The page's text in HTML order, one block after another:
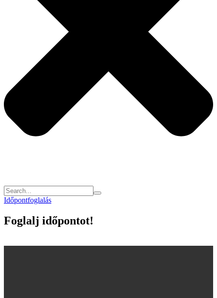
Időpontfoglalás
Foglalj időpontot!